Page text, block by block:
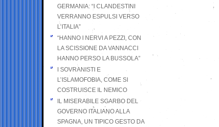
GERMANIA: “I CLANDESTINI
VERRANNO ESPULSI VERSO
L’ITALIA”
“HANNO I NERVI A PEZZI, CON
LA SCISSIONE DA VANNACCI
HANNO PERSO LA BUSSOLA”
I SOVRANISTI E
L’ISLAMOFOBIA, COME SI
COSTRUISCE IL NEMICO
IL MISERABILE SGARBO DEL
GOVERNO ITALIANO ALLA
SPAGNA, UN TIPICO GESTO DA